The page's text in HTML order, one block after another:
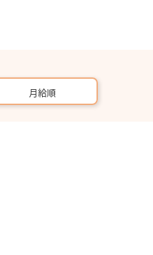
月給順